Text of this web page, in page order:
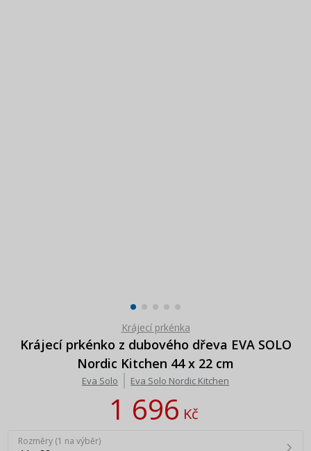
Krájecí prkénka
Krájecí prkénko z dubového dřeva EVA SOLO
Nordic Kitchen 44 x 22 cm
Eva Solo Eva Solo Nordic Kitchen
1 696Kč
Rozměry (1 na výběr)